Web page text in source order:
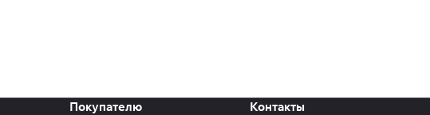
Покупателю Контакты